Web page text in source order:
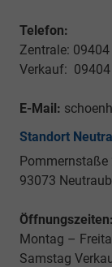
Telefon:
Zentrale: 09404
Verkauf: 09404
E-Mail:
Standort
Pommernstaße
93073
Öffnungszeiten:
Montag –
Samstag